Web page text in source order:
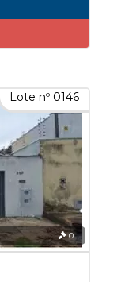
Lote nº 0146
0